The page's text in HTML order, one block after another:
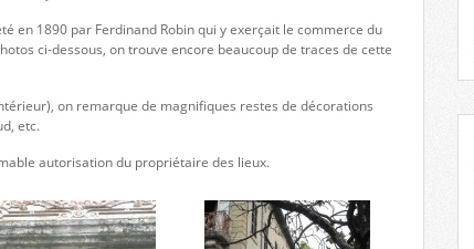
en 1890 par Ferdinand Robin qui y exerçait le commerce du
ci-dessous, on trouve encore beaucoup de traces de cette
on remarque de magnifiques restes de décorations
etc.
autorisation du propriétaire des lieux.